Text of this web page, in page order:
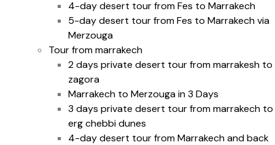
4-day desert tour from Fes to Marrakech
5-day desert tour from Fes to Marrakech via
Merzouga
Tour from marrakech
2 days private desert tour from marrakesh to
zagora
Marrakech to Merzouga in 3 Days
3 days private desert tour from marrakech to
erg chebbi dunes
4-day desert tour from Marrakech and back